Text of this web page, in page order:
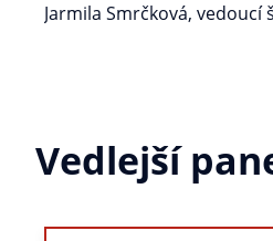
Jarmila Smrčková, vedoucí
Vedlejší